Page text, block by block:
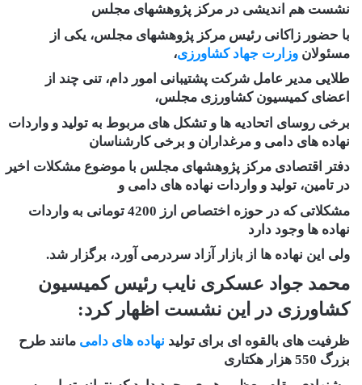
نشست هم اندیشی در مرکز پژوهشهای مجلس
با حضور زاکانی رئیس مرکز پژوهشهای مجلس، یکی از
مسئولان وزارت جهاد کشاورزی،
طلایی مدیر عامل شرکت پشتیبانی امور دام، تنی چند از
اعضای کمیسیون کشاورزی مجلس،
برخی روسای اتحادیه ها و تشکل های مربوط به تولید و واردات
نهاده های دامی و مرغداران و برخی کارشناسان
دفتر اقتصادی مرکز پژوهشهای مجلس با موضوع مشکلات اخیر
در تامین، تولید و واردات نهاده های دامی و
مشکلاتی که در حوزه اختصاص ارز 4200 تومانی به واردات
نهاده ها وجود دارد
ولی این نهاده ها از بازار آزاد سردرمی آورد، برگزار شد.
محمد جواد عسکری نایب رئیس کمیسیون
کشاورزی در این نشست اظهار کرد:
ظرفیت های بالقوه ای برای تولید نهاده های دامی مانند طرح
بزرگ 550 هزار هکتاری